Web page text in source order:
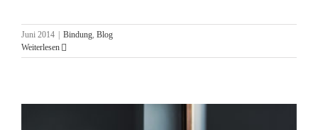
Juni 2014 Bindung, Blog
Weiterlesen